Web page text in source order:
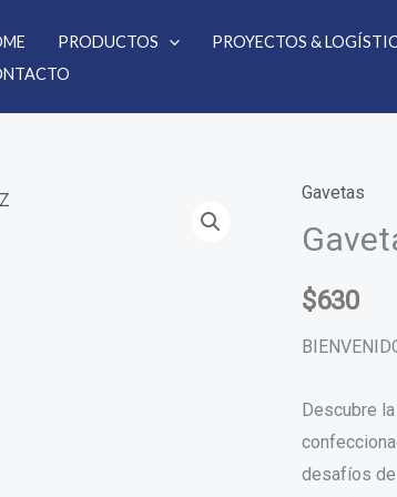
PRODUCTOS PROYECTOS &
Gavetas
$630
Descubre
desafíos de
Gaveta
Zeus
PLZ